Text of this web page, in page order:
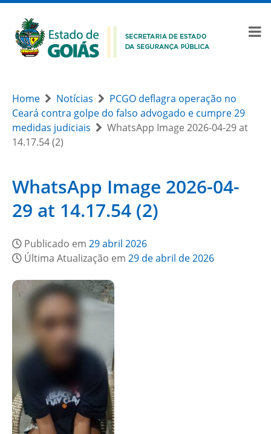
Home Notícias
PCGO deflagra operação no
Ceará contra golpe do falso advogado e cumpre 29
medidas judiciais
WhatsApp Image 2026-04-29 at
14.17.54 (2)
WhatsApp Image 2026-04-
29 at 14.17.54 (2)
Publicado em 29 abril 2026
Última Atualização em 29 de abril de 2026